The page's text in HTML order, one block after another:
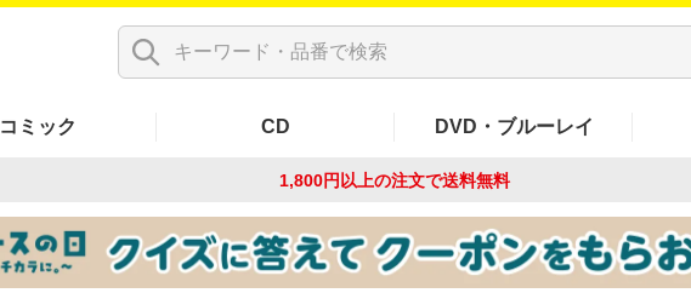
コミック CD DVD・ブルーレイ
1,800円以上の注文で送料無料